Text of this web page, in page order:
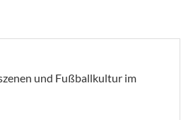
und Fußballkultur im